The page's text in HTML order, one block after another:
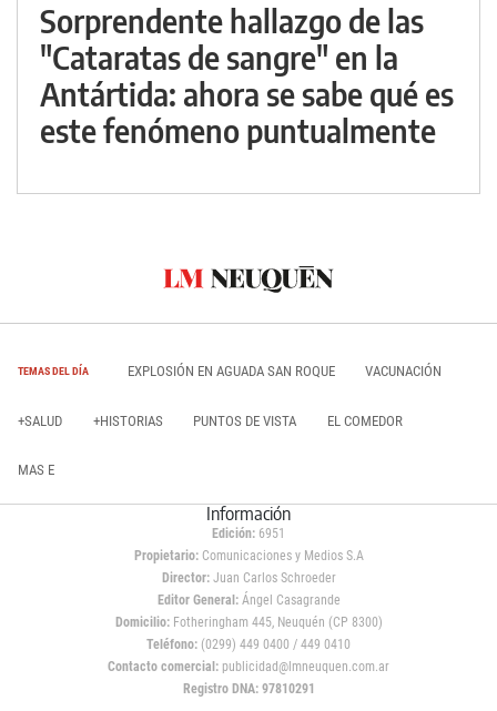
Sorprendente hallazgo de las
"Cataratas de sangre" en la
Antártida: ahora se sabe qué es
este fenómeno puntualmente
TEMAS DEL DÍA EXPLOSIÓN EN AGUADA SAN ROQUE VACUNACIÓN
+SALUD +HISTORIAS PUNTOS DE VISTA EL COMEDOR
MAS E
Información
Edición: 6951
Propietario:Comunicaciones y Medios S.A
Director: Juan Carlos Schroeder
Editor General:Ángel Casagrande
Domicilio:Fotheringham 445, Neuquén (CP 8300)
Teléfono: (0299) 449 0400 / 449 0410
Contacto comercial: publicidad@lmneuquen.com.ar
Registro DNA: 97810291